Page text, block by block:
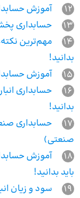
12
آموزش
13
حسابداری
14
مهم‌ترین
بدانید!
15
آموزش
16
حسابداری
بدانید!
17
حسابداری
صنعتی)
18
آموزش
باید بدانید!
19
سود و زیان